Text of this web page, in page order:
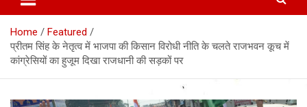
News, Uttarakhand News in
Hindi
Home
Featured
प्रीतम सिंह के नेतृत्व में भाजपा की किसान विरोधी नीति के चलते राजभवन कूच में
कांग्रेसियों का हुजूम दिखा राजधानी की सड़कों पर